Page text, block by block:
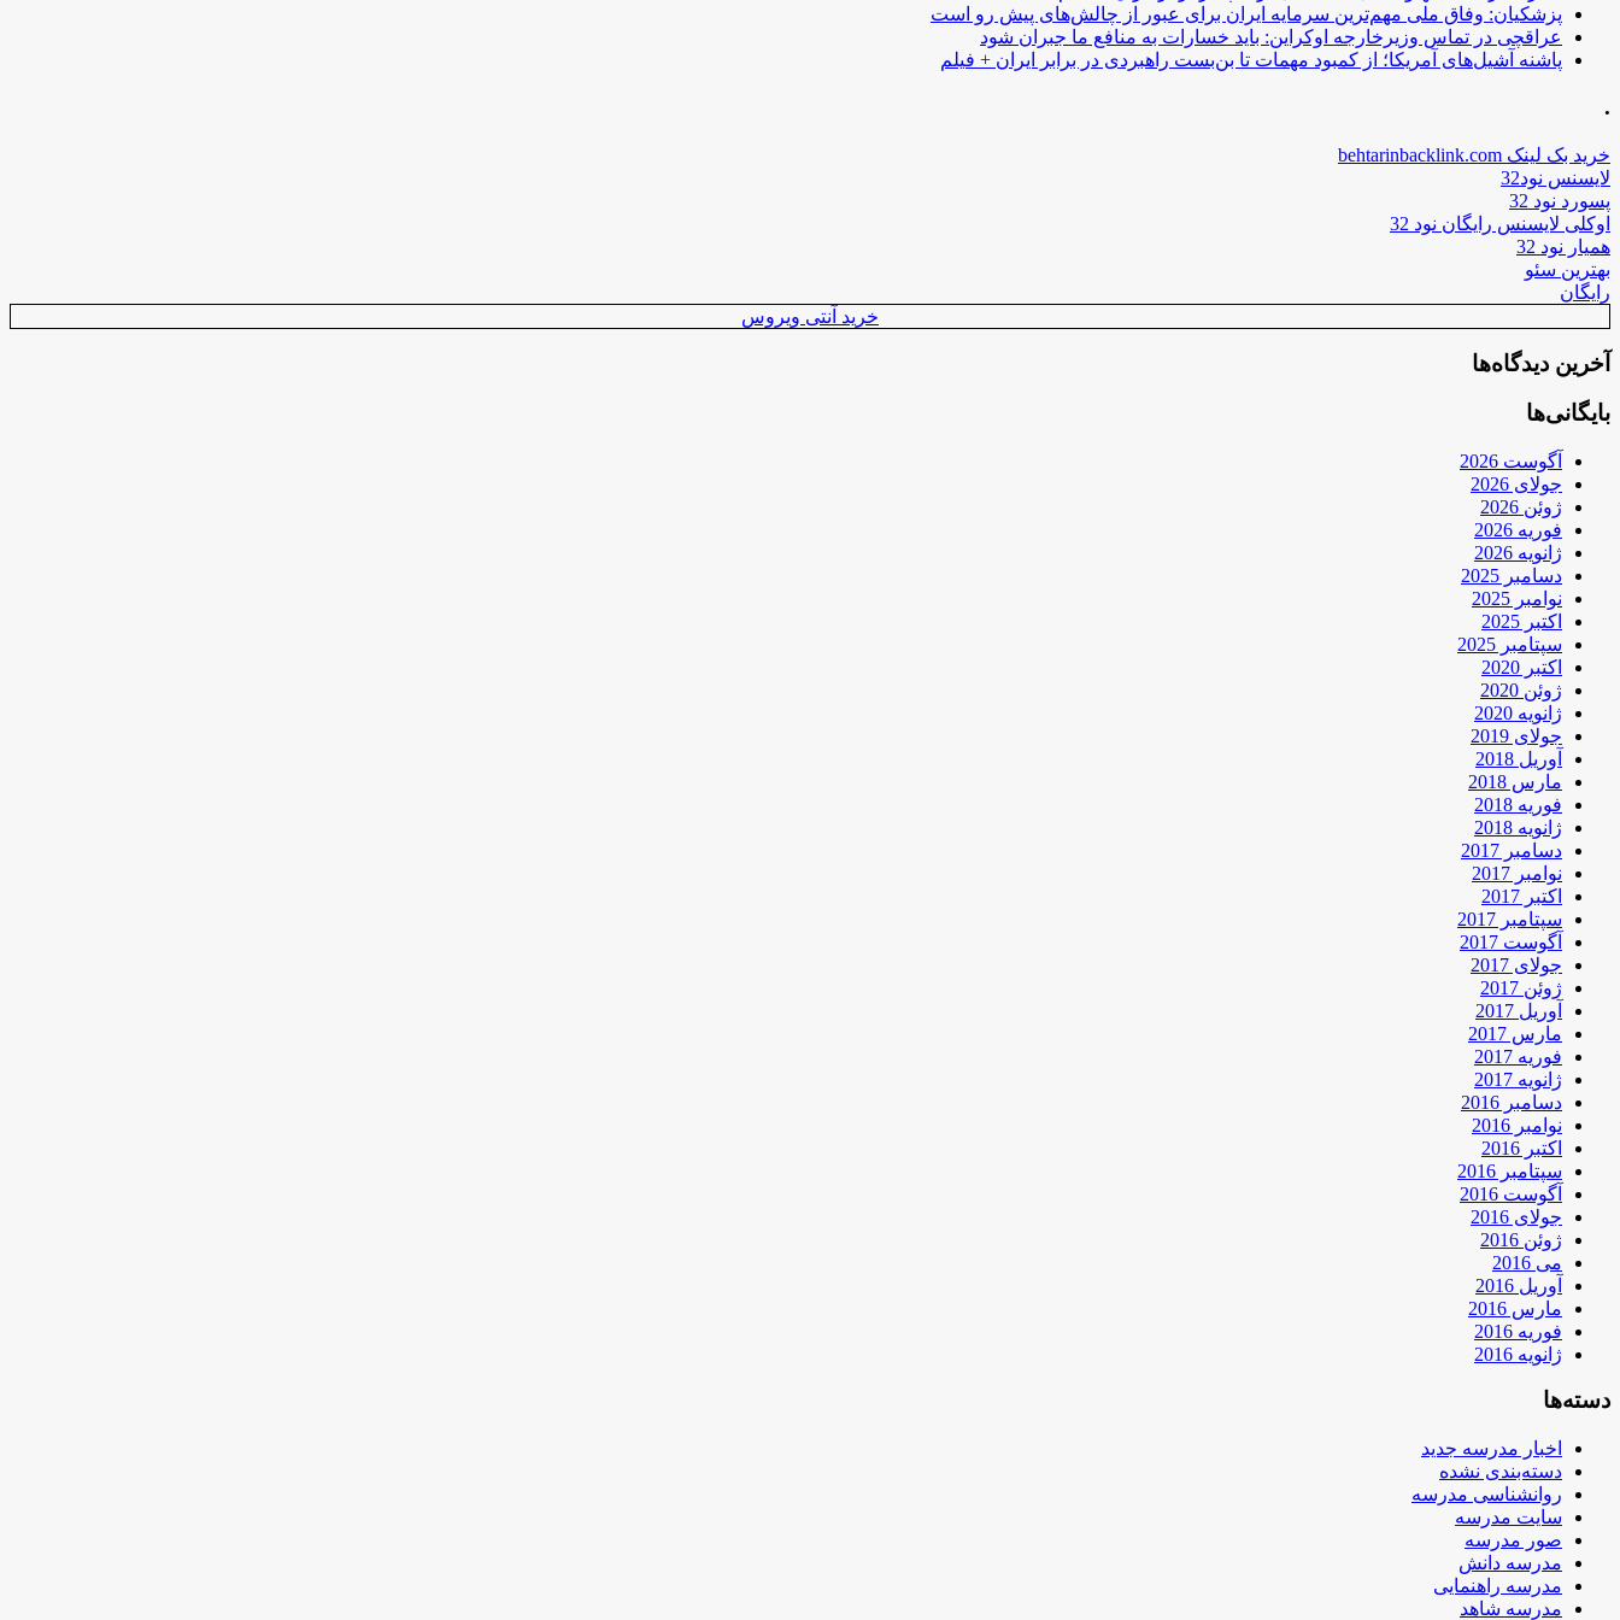
پزشکیان: وفاق ملی مهم‌ترین سرمایه ایران برای عبور از چالش‌های پیش رو است
عراقچی در تماس وزیرخارجه اوکراین: باید خسارات به منافع ما جبران شود
پاشنه آشیل‌های آمریکا؛ از کمبود مهمات تا بن‌بست راهبردی در برابر ایران + فیلم
.
خرید بک لینک behtarinbacklink.com
لایسنس نود32
پسورد نود 32
اوکلی لایسنس رایگان نود 32
همیار نود 32
بهترین سئو
رایگان
خرید آنتی ویروس
آخرین دیدگاه‌ها
بایگانی‌ها
آگوست 2026
جولای 2026
ژوئن 2026
فوریه 2026
ژانویه 2026
دسامبر 2025
نوامبر 2025
اکتبر 2025
سپتامبر 2025
اکتبر 2020
ژوئن 2020
ژانویه 2020
جولای 2019
آوریل 2018
مارس 2018
فوریه 2018
ژانویه 2018
دسامبر 2017
نوامبر 2017
اکتبر 2017
سپتامبر 2017
آگوست 2017
جولای 2017
ژوئن 2017
آوریل 2017
مارس 2017
فوریه 2017
ژانویه 2017
دسامبر 2016
نوامبر 2016
اکتبر 2016
سپتامبر 2016
آگوست 2016
جولای 2016
ژوئن 2016
می 2016
آوریل 2016
مارس 2016
فوریه 2016
ژانویه 2016
دسته‌ها
اخبار مدرسه جدید
دسته‌بندی نشده
روانشناسی مدرسه
سایت مدرسه
صور مدرسه
مدرسه دانش
مدرسه راهنمایی
مدرسه شاهد